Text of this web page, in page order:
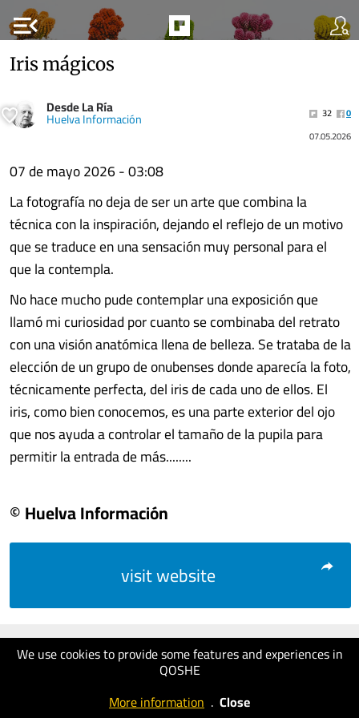
menu_open
We use cookies to provide some features and experiences in
QOSHE
More information . Close
Iris mágicos
Desde La Ría
Huelva Información 32
0
07.05.2026
07 de mayo 2026 - 03:08
La fotografía no deja de ser un arte que combina la
técnica con la inspiración, dejando el reflejo de un motivo
que se traduce en una sensación muy personal para el
que la contempla.
No hace mucho pude contemplar una exposición que
llamó mi curiosidad por cuanto se combinaba del retrato
con una visión anatómica llena de belleza. Se trataba de la
elección de un grupo de onubenses donde aparecía la foto,
técnicamente perfecta, del iris de cada uno de ellos. El
iris, como bien conocemos, es una parte exterior del ojo
que nos ayuda a controlar el tamaño de la pupila para
permitir la entrada de más........
© Huelva Información
visit website